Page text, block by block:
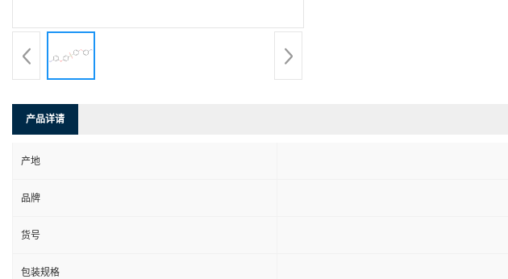
产品详请
产地
品牌
货号
包装规格